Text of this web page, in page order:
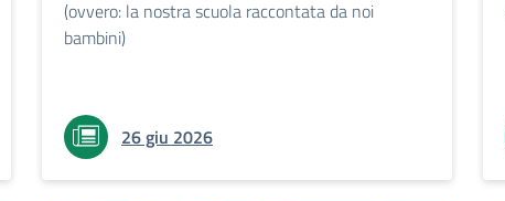
(ovvero: la nostra scuola raccontata da noi
bambini)
26 giu 2026